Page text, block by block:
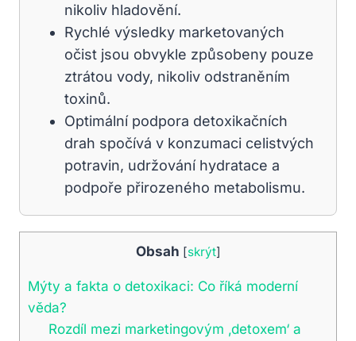
nikoliv hladovění.
Rychlé výsledky marketovaných
očist jsou obvykle způsobeny pouze
ztrátou vody, nikoliv odstraněním
toxinů.
Optimální podpora detoxikačních
drah spočívá v konzumaci celistvých
potravin, udržování hydratace a
podpoře přirozeného metabolismu.
Obsah [skrýt]
Mýty a fakta o detoxikaci: Co říká moderní
věda?
Rozdíl mezi marketingovým ‚detoxem‘ a